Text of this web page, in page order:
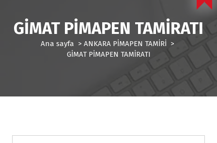
GİMAT PİMAPEN TAMİRATI
Ana sayfa > ANKARA PİMAPEN TAMİRİ >
GİMAT PİMAPEN TAMİRATI